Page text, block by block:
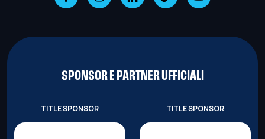
SPONSOR E PARTNER UFFICIALI
TITLE SPONSOR TITLE SPONSOR